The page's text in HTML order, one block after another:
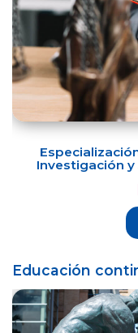
Investigación
Educación